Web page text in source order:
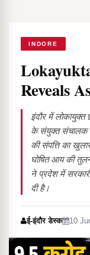
INDORE
Reveals
इंदौर में लोकायुक्त
के संयुक्त संचालक
की संपत्ति का
घोषित आय की
ने प्रदेश में
दी है।
ई-इंदौर डेस्क 10